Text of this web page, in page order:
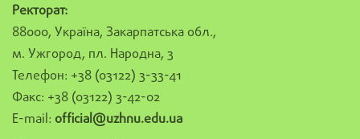
Ректорат:
88000, Україна, Закарпатська обл.,
м. Ужгород, пл. Народна, 3
Телефон: +38 (03122) 3-33-41
Факс: +38 (03122) 3-42-02
E-mail: official@uzhnu.edu.ua